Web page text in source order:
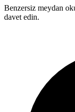
Benzersiz meydan
davet edin.